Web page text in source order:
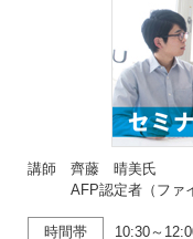
講師 齊藤 晴美氏
AFP認定者（ファイ
時間帯 10:30～